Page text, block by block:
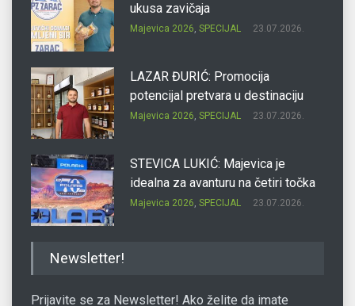
ukusa zavičaja
Majevica 2026, SPECIJAL 23.07.2026.
LAZAR ĐURIĆ: Promocija
potencijal pretvara u destinaciju
Majevica 2026, SPECIJAL 23.07.2026.
STEVICA LUKIĆ: Majevica je
idealna za avanturu na četiri točka
Majevica 2026, SPECIJAL 23.07.2026.
Newsletter!
Prijavite se za Newsletter! Ako želite da imate